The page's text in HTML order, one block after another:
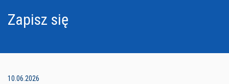
Zapisz się
10.06.2026
Ośrodek w Tarnowie